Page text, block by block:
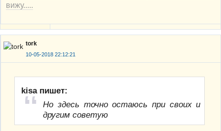
вижу.....
tork
10-05-2018 22:12:21
kisa пишет:
Но здесь точно остаюсь при своих и
другим советую